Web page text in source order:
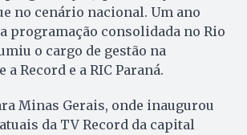
no cenário nacional. Um ano
programação consolidada no Rio
o cargo de gestão na
a Record e a RIC Paraná.
Minas Gerais, onde inaugurou
da TV Record da capital